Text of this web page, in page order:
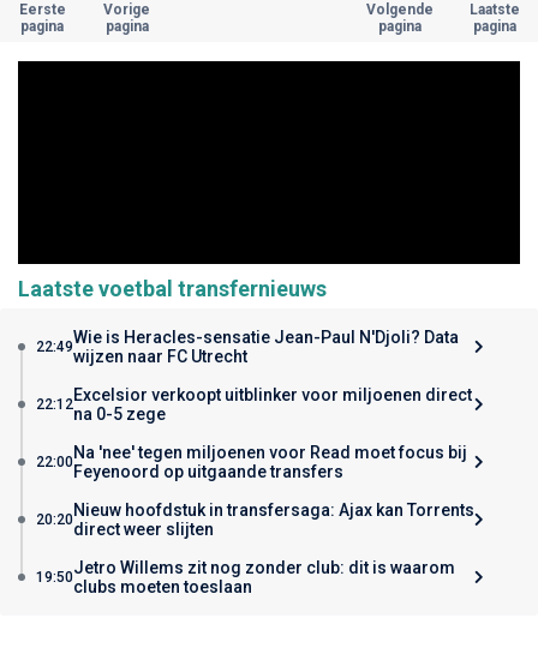
Eerste
pagina
Vorige
pagina
Volgende
pagina
Laatste
pagina
Laatste voetbal transfernieuws
22:49Wie is Heracles-sensatie Jean-Paul N'Djoli? Data
wijzen naar FC Utrecht
22:12Excelsior verkoopt uitblinker voor miljoenen direct
na 0-5 zege
22:00Na 'nee' tegen miljoenen voor Read moet focus bij
Feyenoord op uitgaande transfers
20:20Nieuw hoofdstuk in transfersaga: Ajax kan Torrents
direct weer slijten
19:50Jetro Willems zit nog zonder club: dit is waarom
clubs moeten toeslaan